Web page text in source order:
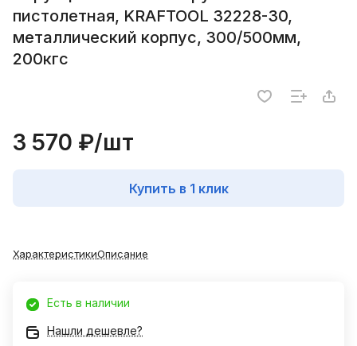
пистолетная, KRAFTOOL 32228-30,
металлический корпус, 300/500мм,
200кгс
3 570 ₽/шт
Купить в 1 клик
ХарактеристикиОписание
Есть в наличии
Нашли дешевле?